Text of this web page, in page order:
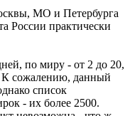
МО и Петербурга
России практически
по миру - от 2 до 20,
К сожалению, данный
список
- их более 2500.